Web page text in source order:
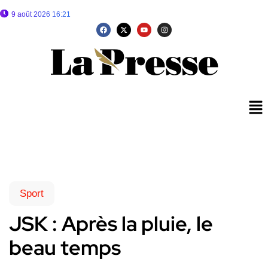
9 août 2026 16:21
Sport
JSK : Après la pluie, le
beau temps